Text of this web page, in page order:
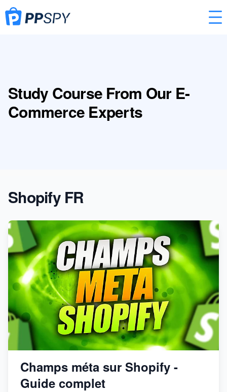
Study Course From Our E-
Commerce Experts
Shopify FR
Champs méta sur Shopify -
Guide complet